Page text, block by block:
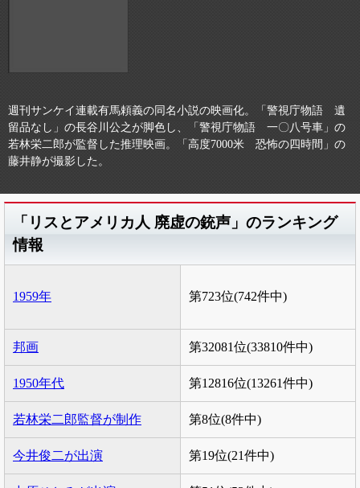
週刊サンケイ連載有馬頼義の同名小説の映画化。「警視庁物語 遺
留品なし」の長谷川公之が脚色し、「警視庁物語 一〇八号車」の
若林栄二郎が監督した推理映画。「高度7000米 恐怖の四時間」の
藤井静が撮影した。
「リスとアメリカ人 廃虚の銃声」のランキング
情報
1959年 第723位(742件中)
邦画 第32081位(33810件中)
1950年代 第12816位(13261件中)
若林栄二郎監督が制作 第8位(8件中)
今井俊二が出演 第19位(21件中)